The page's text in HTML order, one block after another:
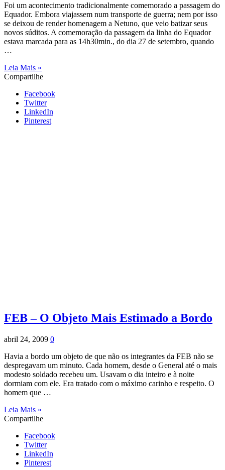
Foi um acontecimento tradicionalmente comemorado a passagem do
Equador. Embora viajassem num transporte de guerra; nem por isso
se deixou de render homenagem a Netuno, que veio batizar seus
novos súditos. A comemoração da passagem da linha do Equador
estava marcada para as 14h30min., do dia 27 de setembro, quando
…
Leia Mais »
Compartilhe
Facebook
Twitter
LinkedIn
Pinterest
FEB – O Objeto Mais Estimado a Bordo
abril 24, 2009 0
Havia a bordo um objeto de que não os integrantes da FEB não se
despregavam um minuto. Cada homem, desde o General até o mais
modesto soldado recebeu um. Usavam o dia inteiro e à noite
dormiam com ele. Era tratado com o máximo carinho e respeito. O
homem que …
Leia Mais »
Compartilhe
Facebook
Twitter
LinkedIn
Pinterest